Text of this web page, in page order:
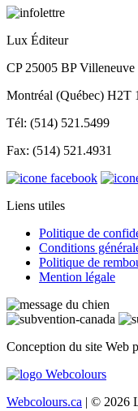
Lux Éditeur
CP 25005 BP Villeneuve
Montréal (Québec) H2T
Tél: (514) 521.5499
Fax: (514) 521.4931
Liens utiles
Politique de
Conditions
Politique de
Mention légale
Conception du site Web
Webcolours.ca | © 2026